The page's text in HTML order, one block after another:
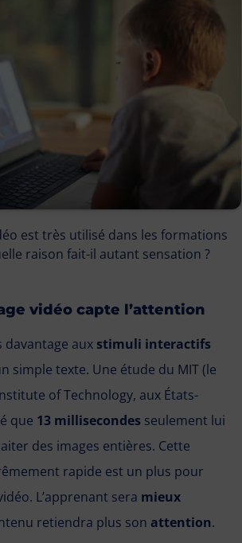
est très utilisé dans les formations
raison fait-il autant sensation ?
vidéo capte l’attention
davantage aux stimuli interactifs
simple texte. Une étude du MIT (le
of Technology, aux États-
que 13 millisecondes seulement lui
des images entières. Cette
rapide est un plus pour
L’apprenant sera mieux
retiendra plus son attention.